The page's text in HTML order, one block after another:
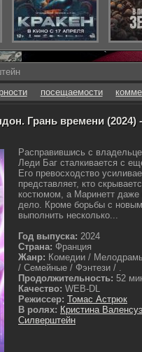
посещаемости
Грань времени (2024)
Расправившись с
Леди Баг сталкивается с
Его превосходство
представляет, кто
костюмом, а Маринетт даже
дело. Кроме борьбы с
выполнить несколько...
Год выпуска: 2024
Страна: Франция
Жанр: Комедии /
/ Семейные / Фэнтези / .
Продолжительность: 52
Качество: WEB-DL
Режиссер: Томас Астрюк
В ролях: Кристина
Силверштейн